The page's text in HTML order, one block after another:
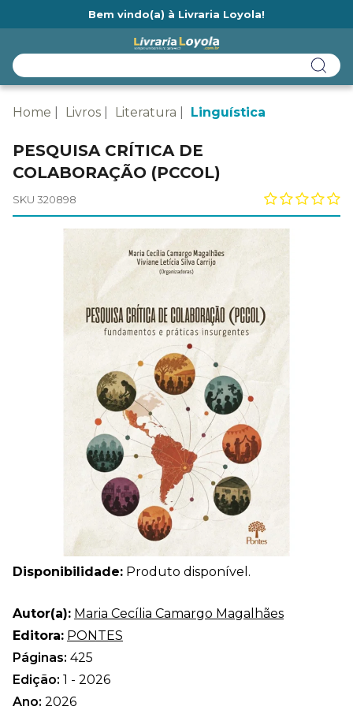
Bem vindo(a) à Livraria Loyola!
Home Livros Literatura Linguística
PESQUISA CRÍTICA DE
COLABORAÇÃO (PCCOL)
SKU 320898
Disponibilidade: Produto disponível.
Autor(a): Maria Cecília Camargo Magalhães
Editora: PONTES
Páginas: 425
Edição: 1 - 2026
Ano: 2026